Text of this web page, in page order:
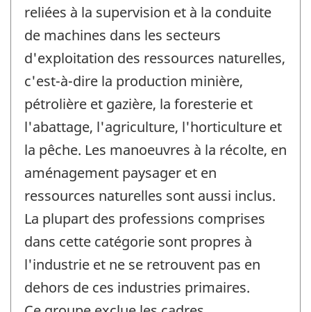
reliées à la supervision et à la conduite
de machines dans les secteurs
d'exploitation des ressources naturelles,
c'est-à-dire la production minière,
pétrolière et gazière, la foresterie et
l'abattage, l'agriculture, l'horticulture et
la pêche. Les manoeuvres à la récolte, en
aménagement paysager et en
ressources naturelles sont aussi inclus.
La plupart des professions comprises
dans cette catégorie sont propres à
l'industrie et ne se retrouvent pas en
dehors de ces industries primaires.